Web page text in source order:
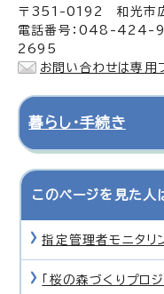
〒351-0192 和光市
電話番号：048-424-
2695
お問い合わせは専用
暮らし・手続き
このページを見た人
指定管理者モニタリ
「桜の森づくりプロ